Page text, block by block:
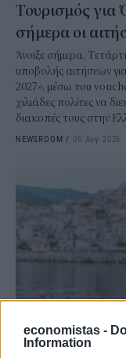
economistas -
Information
Τουρισμός για
σήμερα οι
Άνοιξε σήμερα,
υποβολής αιτήσεων
2027», μέσω του
χιλιάδες πολίτες να
διακοπές τους στην
NEWSROOM / 05 Αυγ 2026